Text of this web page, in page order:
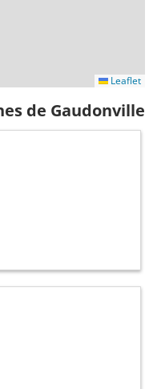
Leaflet
de Gaudonville